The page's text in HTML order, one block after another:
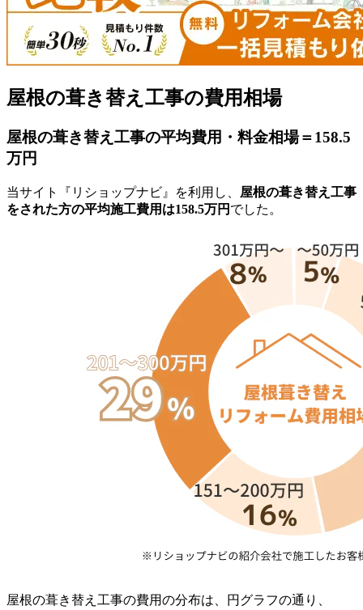
屋根の葺き替え工事の費用相場
屋根の葺き替え工事の平均費用・料金相場＝158.5
万円
当サイト『リショップナビ』を利用し、 屋根の葺き替え工事
をされた方の平均施工費用は158.5万円 でした。
屋根の葺き替え工事の費用の分布は、円グラフの通り、